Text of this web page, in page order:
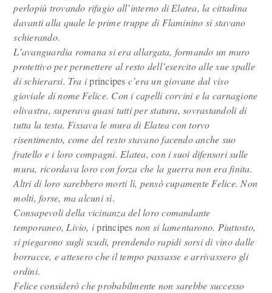
perlopiù trovando rifugio all’interno di Elatea, la cittadina
davanti alla quale le prime truppe di Flaminino si stavano
schierando.
L’avanguardia romana si era allargata, formando un muro
protettivo per permettere al resto dell’esercito alle sue spalle
di schierarsi. Tra iprincipes c’era un giovane dal viso
gioviale di nome Felice. Con i capelli corvini e la carnagione
olivastra, superava quasi tutti per statura, sovrastandoli di
tutta la testa. Fissava le mura di Elatea con torvo
risentimento, come del resto stavano facendo anche suo
fratello e i loro compagni. Elatea, con i suoi difensori sulle
mura, ricordava loro con forza che la guerra non era finita.
Altri di loro sarebbero morti lì, pensò cupamente Felice. Non
molti, forse, ma alcuni sì.
Consapevoli della vicinanza del loro comandante
temporaneo, Livio, iprincipes non si lamentarono. Piuttosto,
si piegarono sugli scudi, prendendo rapidi sorsi di vino dalle
borracce, e attesero che il tempo passasse e arrivassero gli
ordini.
Felice considerò che probabilmente non sarebbe successo